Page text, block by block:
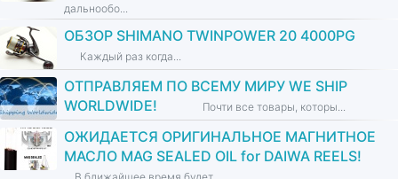
дальнообо...
ОБЗОР SHIMANO TWINPOWER 20 4000PG
Каждый раз когда...
ОТПРАВЛЯЕМ ПО ВСЕМУ МИРУ WE SHIP
WORLDWIDE!
Почти все товары, которы...
ОЖИДАЕТСЯ ОРИГИНАЛЬНОЕ МАГНИТНОЕ
МАСЛО MAG SEALED OIL for DAIWA REELS!